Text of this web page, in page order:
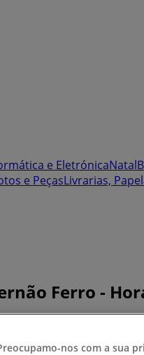
e EletrónicaNatal
e PeçasLivrarias,
Ferro -
Fernão Ferronos com a sua